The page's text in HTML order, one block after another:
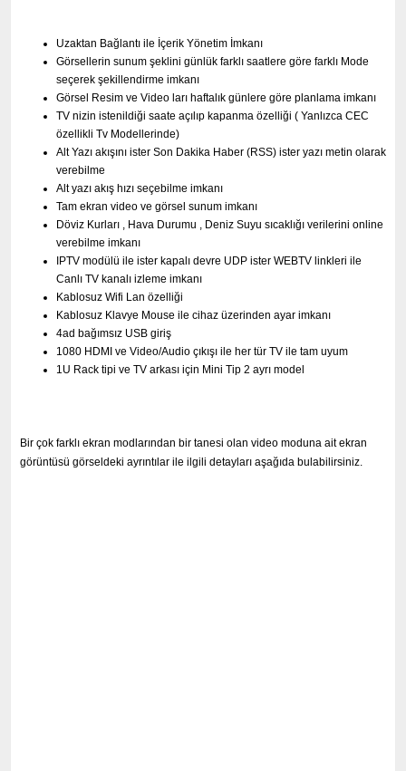
Uzaktan Bağlantı ile İçerik Yönetim İmkanı
Görsellerin sunum şeklini günlük farklı saatlere göre farklı Mode
seçerek şekillendirme imkanı
Görsel Resim ve Video ları haftalık günlere göre planlama imkanı
TV nizin istenildiği saate açılıp kapanma özelliği ( Yanlızca CEC
özellikli Tv Modellerinde)
Alt Yazı akışını ister Son Dakika Haber (RSS) ister yazı metin olarak
verebilme
Alt yazı akış hızı seçebilme imkanı
Tam ekran video ve görsel sunum imkanı
Döviz Kurları , Hava Durumu , Deniz Suyu sıcaklığı verilerini online
verebilme imkanı
IPTV modülü ile ister kapalı devre UDP ister WEBTV linkleri ile
Canlı TV kanalı izleme imkanı
Kablosuz Wifi Lan özelliği
Kablosuz Klavye Mouse ile cihaz üzerinden ayar imkanı
4ad bağımsız USB giriş
1080 HDMI ve Video/Audio çıkışı ile her tür TV ile tam uyum
1U Rack tipi ve TV arkası için Mini Tip 2 ayrı model
Bir çok farklı ekran modlarından bir tanesi olan video moduna ait ekran
görüntüsü görseldeki ayrıntılar ile ilgili detayları aşağıda bulabilirsiniz.